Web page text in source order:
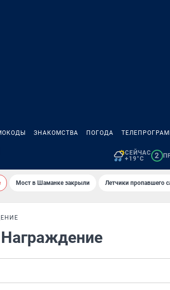
ЗНАКОМСТВА ПОГОДА
СЕЙЧАС
+19°C
2
Мост в Шаманке закрыли Летчики пропавшего
Награждение